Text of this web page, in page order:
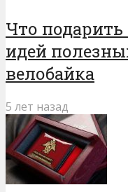
Что подарить
идей
велобайка
5 лет назад